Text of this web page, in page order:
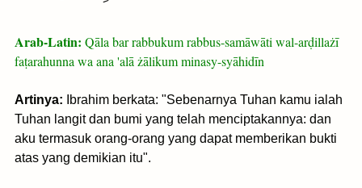
Arab-Latin: Qāla bar rabbukum rabbus-samāwāti wal-arḍillażī
faṭarahunna wa ana 'alā żālikum minasy-syāhidīn
Artinya: Ibrahim berkata: "Sebenarnya Tuhan kamu ialah
Tuhan langit dan bumi yang telah menciptakannya: dan
aku termasuk orang-orang yang dapat memberikan bukti
atas yang demikian itu".